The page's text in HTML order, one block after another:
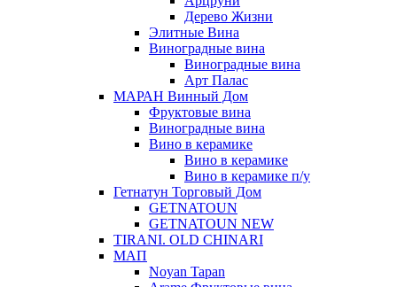
Дерево Жизни
Элитные Вина
Виноградные вина
Виноградные вина
Арт Палас
МАРАН Винный Дом
Фруктовые вина
Виноградные вина
Вино в керамике
Вино в керамике
Вино в керамике п/у
Гетнатун Торговый Дом
GETNATOUN
GETNATOUN NEW
TIRANI. OLD CHINARI
МАП
Noyan Tapan